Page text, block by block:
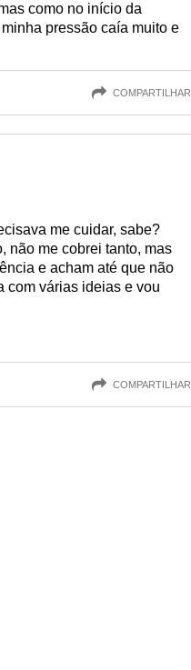
como no início da
pressão caía muito e
COMPARTILHAR
me cuidar, sabe?
não me cobrei tanto, mas
e acham até que não
com várias ideias e vou
COMPARTILHAR